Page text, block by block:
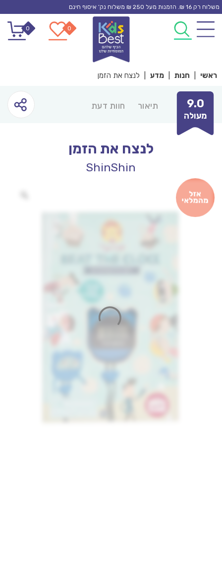
Skip
content
משלוח רק 16 ₪. הזמנות מעל 250 ₪ משלוח נק’ איסוף חינם
0
0
ראשי חנות מדע לנצח את הזמן
9.0
מעולה
תיאור חוות דעת
לנצח את הזמן
ShinShin